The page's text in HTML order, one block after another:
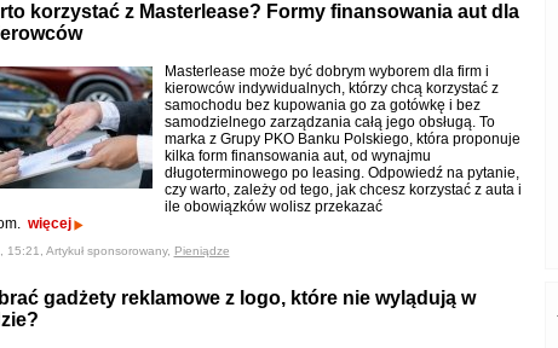
korzystać z Masterlease? Formy finansowania aut dla
Masterlease może być dobrym wyborem dla firm i
kierowców indywidualnych, którzy chcą korzystać z
samochodu bez kupowania go za gotówkę i bez
samodzielnego zarządzania całą jego obsługą. To
marka z Grupy PKO Banku Polskiego, która proponuje
kilka form finansowania aut, od wynajmu
długoterminowego po leasing. Odpowiedź na pytanie,
czy warto, zależy od tego, jak chcesz korzystać z auta i
ile obowiązków wolisz przekazać
więcej
15:21, Artykuł sponsorowany, Pieniądze
gadżety reklamowe z logo, które nie wylądują w